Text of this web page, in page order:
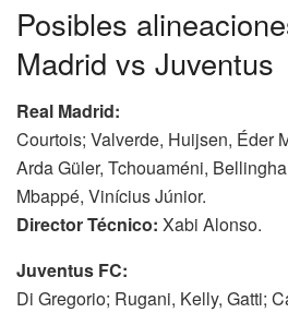
Posibles
Madrid vs Juventus
Real Madrid:
Courtois; Valverde, Huijsen, Éder
Arda Güler, Tchouaméni,
Mbappé, Vinícius Júnior.
Director Técnico: Xabi Alonso.
Juventus FC:
Di Gregorio; Rugani, Kelly, Gatti;